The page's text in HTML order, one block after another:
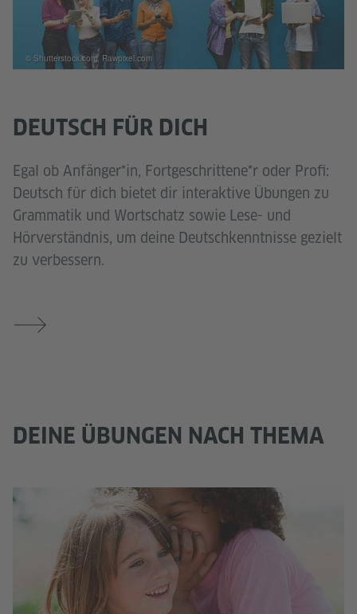
DEUTSCH FÜR DICH
Egal ob Anfänger*in, Fortgeschrittene*r oder Profi:
Deutsch für dich bietet dir interaktive Übungen zu
Grammatik und Wortschatz sowie Lese- und
Hörverständnis, um deine Deutschkenntnisse gezielt
zu verbessern.
© Shutterstock.com, Rawpixel.com
DEINE ÜBUNGEN NACH THEMA